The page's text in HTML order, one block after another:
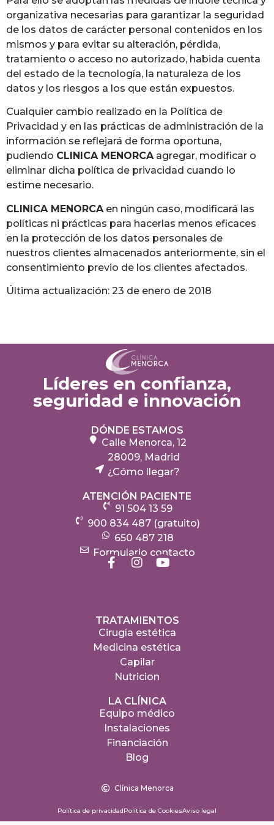
organizativa necesarias para garantizar la seguridad
de los datos de carácter personal contenidos en los
mismos y para evitar su alteración, pérdida,
tratamiento o acceso no autorizado, habida cuenta
del estado de la tecnología, la naturaleza de los
datos y los riesgos a los que están expuestos.
Cualquier cambio realizado en la Política de
Privacidad y en las prácticas de administración de la
información se reflejará de forma oportuna,
pudiendo CLINICA MENORCAagregar, modificar o
eliminar dicha política de privacidad cuando lo
estime necesario.
CLINICA MENORCA en ningún caso, modificará las
políticas ni prácticas para hacerlas menos eficaces
en la protección de los datos personales de
nuestros clientes almacenados anteriormente, sin el
consentimiento previo de los clientes afectados.
Última actualización: 23 de enero de 2018
Líderes en confianza,
seguridad e innovación
DÓNDE ESTAMOS
Calle Menorca, 12
28009, Madrid
¿Cómo llegar?
ATENCIÓN PACIENTE
91 504 13 59
900 834 487 (gratuito)
650 487 218
Formulario contacto
TRATAMIENTOS
Cirugía estética
Medicina estética
Capilar
Nutricion
LA CLÍNICA
Equipo médico
Instalaciones
Financiación
Blog
Clínica Menorca
Política de privacidadPolítica de CookiesAviso legal